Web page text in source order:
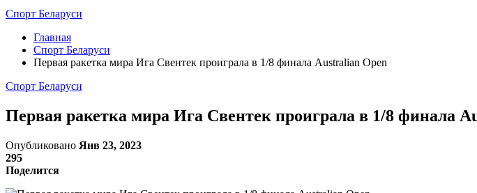
Спорт Беларуси
Главная
Спорт Беларуси
Первая ракетка мира Ига Свентек проиграла в 1/8 финала Australian Open
Спорт Беларуси
Первая ракетка мира Ига Свентек проиграла в 1/8 финала
Опубликовано Янв 23, 2023
295
Поделится